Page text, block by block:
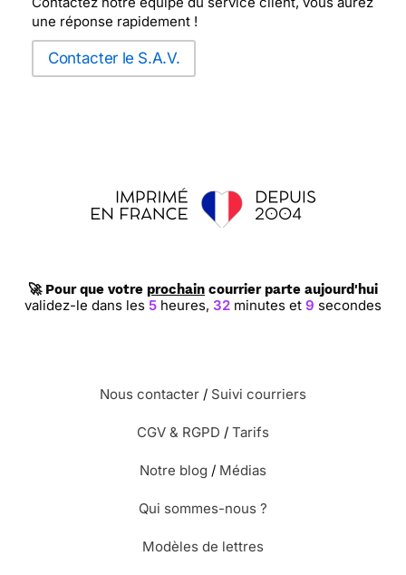
une réponse rapidement !
Contacter le S.A.V.
🚀 Pour que votre prochain courrier parte aujourd'hui
validez-le dans les 5 heures, 32 minutes et 9 secondes
Nous contacter / Suivi courriers
CGV & RGPD / Tarifs
Notre blog / Médias
Qui sommes-nous ?
Modèles de lettres